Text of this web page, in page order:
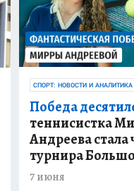
СПОРТ: НОВОСТИ И АНАЛИТИКА
Победа
теннисистка
Андреева
турнира
7 июня